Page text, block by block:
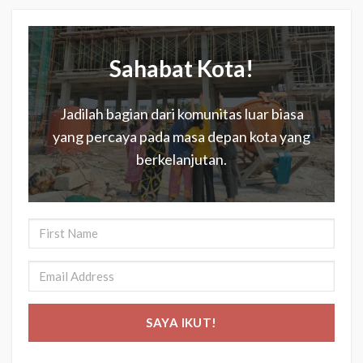
Sahabat Kota!
Jadilah bagian dari komunitas luar biasa
yang percaya pada masa depan kota yang
berkelanjutan.
SAYA IKUT!